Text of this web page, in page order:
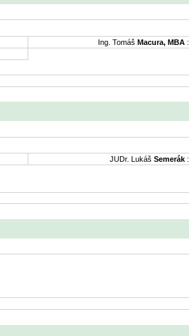
Ing. Tomáš Macura, MBA :
JUDr. Lukáš Semerák :